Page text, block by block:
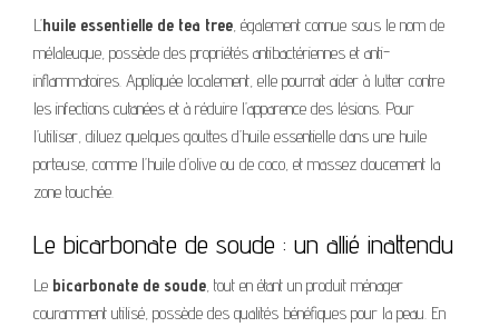
L’huile essentielle de tea tree, également connue sous le nom de
mélaleuque, possède des propriétés antibactériennes et anti-
inflammatoires. Appliquée localement, elle pourrait aider à lutter contre
les infections cutanées et à réduire l’apparence des lésions. Pour
l’utiliser, diluez quelques gouttes d’huile essentielle dans une huile
porteuse, comme l’huile d’olive ou de coco, et massez doucement la
zone touchée.
Le bicarbonate de soude : un allié inattendu
Le bicarbonate de soude, tout en étant un produit ménager
couramment utilisé, possède des qualités bénéfiques pour la peau. En